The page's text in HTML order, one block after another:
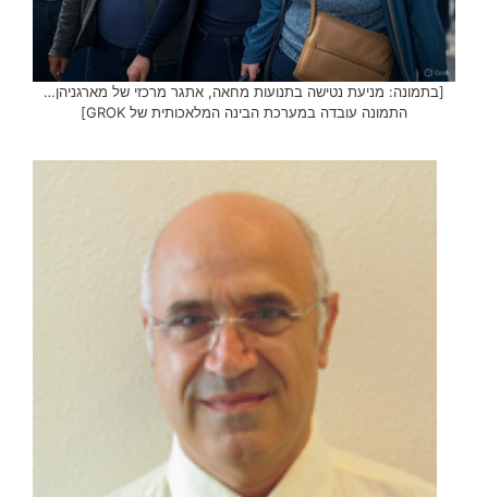
[בתמונה: מניעת נטישה בתנועות מחאה, אתגר מרכזי של מארגניהן…
התמונה עובדה במערכת הבינה המלאכותית של GROK]